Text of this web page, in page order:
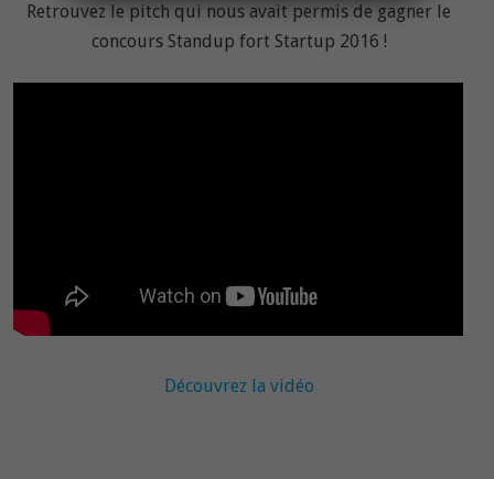
Retrouvez le pitch qui nous avait permis de gagner le
concours Standup fort Startup 2016 !
Découvrez la vidéo